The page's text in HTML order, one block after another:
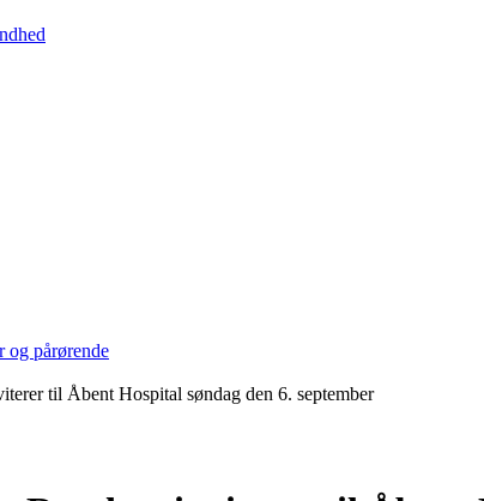
og pårørende
til Åbent Hospital søndag den 6. september